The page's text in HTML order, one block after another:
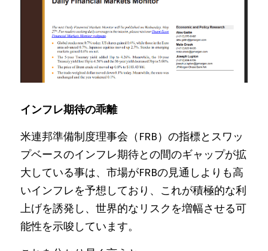
Southeast Asia
Russia News
Middle East
Beginner's Content
question corner
投資
ログイン/ 登録
インフレ期待の乖離
米連邦準備制度理事会（FRB）の指標とスワッ
プベースのインフレ期待との間のギャップが拡
大している事は、市場がFRBの見通しよりも高
いインフレを予想しており、これが積極的な利
上げを誘発し、世界的なリスクを増幅させる可
能性を示唆しています。